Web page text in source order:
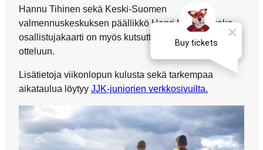
Hannu Tihinen sekä Keski-Suomen
valmennuskeskuksen päällikköHenri Lehtoja koko
osallistujakaarti on myös kutsuttu Harjulle JJK-EIF-
otteluun.
Lisätietoja viikonlopun kulusta sekä tarkempaa
aikataulua löytyy JJK-juniorien verkkosivuilta.